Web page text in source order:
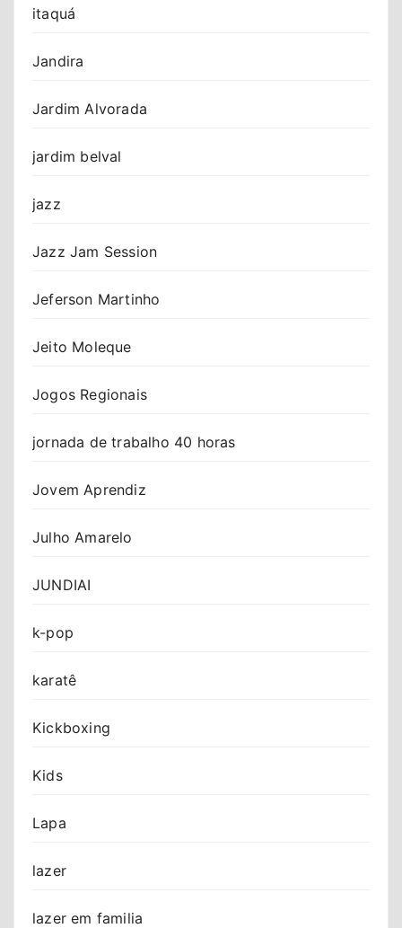
itaquá
Jandira
Jardim Alvorada
jardim belval
jazz
Jazz Jam Session
Jeferson Martinho
Jeito Moleque
Jogos Regionais
jornada de trabalho 40 horas
Jovem Aprendiz
Julho Amarelo
JUNDIAI
k-pop
karatê
Kickboxing
Kids
Lapa
lazer
lazer em familia